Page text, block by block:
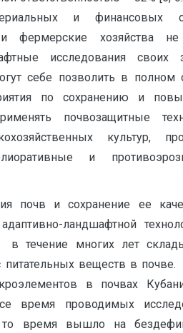
и финансовых
и фермерские хозяйства
исследования своих
себе позволить в полном
по сохранению и
почвозащитные
культур,
и
почв и сохранение ее
ландшафтной
течение многих лет
питательных веществ в
в почвах
время проводимых
то время вышло на